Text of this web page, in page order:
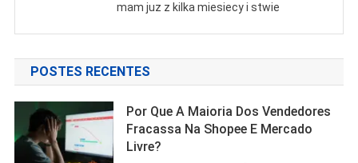
mam juz z kilka miesiecy i stwie
POSTES RECENTES
Por Que A Maioria Dos Vendedores
Fracassa Na Shopee E Mercado
Livre?